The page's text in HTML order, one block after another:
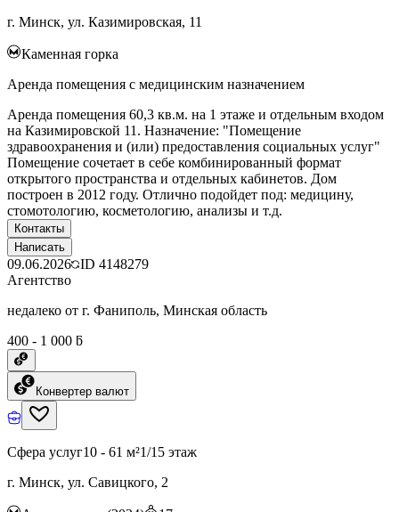
г. Минск, ул. Казимировская, 11
Каменная горка
Аренда помещения с медицинским назначением
Аренда помещения 60,3 кв.м. на 1 этаже и отдельным входом
на Казимировской 11. Назначение: "Помещение
здравоохранения и (или) предоставления социальных услуг"
Помещение сочетает в себе комбинированный формат
открытого пространства и отдельных кабинетов. Дом
построен в 2012 году. Отлично подойдет под: медицину,
стомотологию, косметологию, анализы и т.д.
Контакты
Написать
09.06.2026 ID 4148279
Агентство
недалеко от г. Фаниполь, Минская область
400 - 1 000 ƃ
Конвертер валют
Сфера услуг10 - 61 м²1/15 этаж
г. Минск, ул. Савицкого, 2